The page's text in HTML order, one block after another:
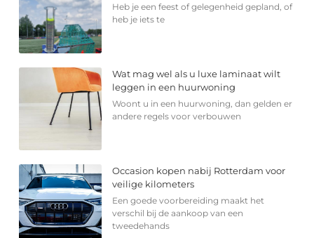
Heb je een feest of gelegenheid gepland, of
heb je iets te
Wat mag wel als u luxe laminaat wilt
leggen in een huurwoning
Woont u in een huurwoning, dan gelden er
andere regels voor verbouwen
Occasion kopen nabij Rotterdam voor
veilige kilometers
Een goede voorbereiding maakt het
verschil bij de aankoop van een
tweedehands